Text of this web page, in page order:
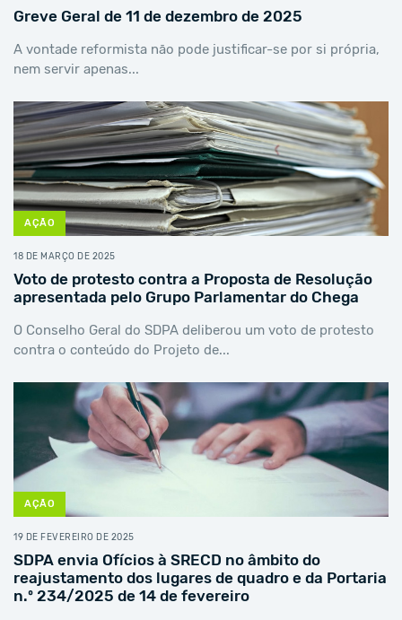
Greve Geral de 11 de dezembro de 2025
A vontade reformista não pode justificar-se por si própria,
nem servir apenas...
AÇÃO
18 DE MARÇO DE 2025
Voto de protesto contra a Proposta de Resolução
apresentada pelo Grupo Parlamentar do Chega
O Conselho Geral do SDPA deliberou um voto de protesto
contra o conteúdo do Projeto de...
AÇÃO
19 DE FEVEREIRO DE 2025
SDPA envia Ofícios à SRECD no âmbito do
reajustamento dos lugares de quadro e da Portaria
n.º 234/2025 de 14 de fevereiro